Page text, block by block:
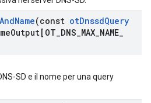
AndName(const otDnssdQuery
Output[OT DNS MAX NAME
SD e il nome per una query